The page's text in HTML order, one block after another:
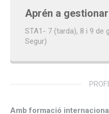
Aprén a
STA1- 7 (tarda), 8 i 9 de
Segur)
Amb formació